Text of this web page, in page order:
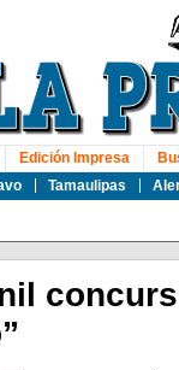
Tamaulipas
Edición Impresa